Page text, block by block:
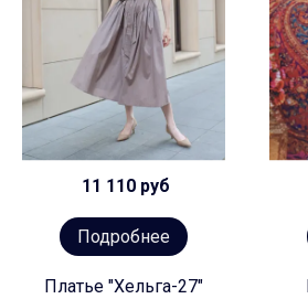
11 110 руб
Подробнее
Платье "Хельга-27"